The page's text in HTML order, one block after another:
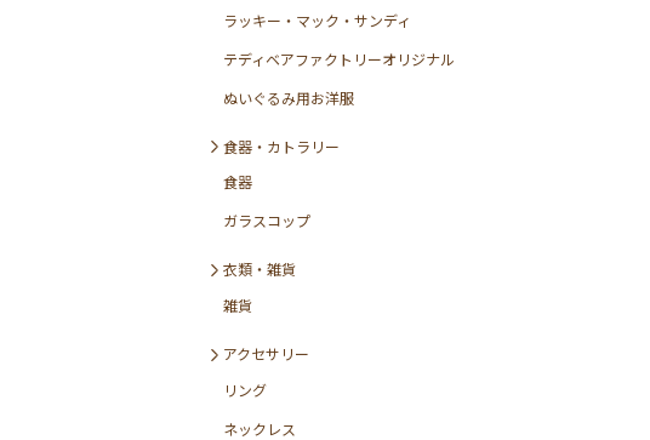
ラッキー・マック・サンディ
テディベアファクトリーオリジナル
ぬいぐるみ用お洋服
食器・カトラリー
食器
ガラスコップ
衣類・雑貨
雑貨
アクセサリー
リング
ネックレス